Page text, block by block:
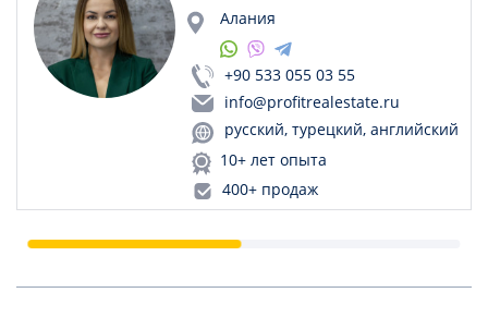
Алания
+90 533 055 03 55
info@profitrealestate.ru
русский, турецкий, английский
10+ лет опыта
400+ продаж